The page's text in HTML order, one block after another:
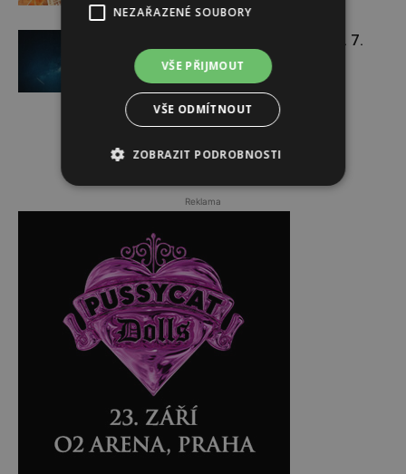
Týdenní horoskop 20. 7. – 26. 7.
Reklama
NEZAŘAZENÉ SOUBORY
VŠE PŘIJMOUT
VŠE ODMÍTNOUT
ZOBRAZIT PODROBNOSTI